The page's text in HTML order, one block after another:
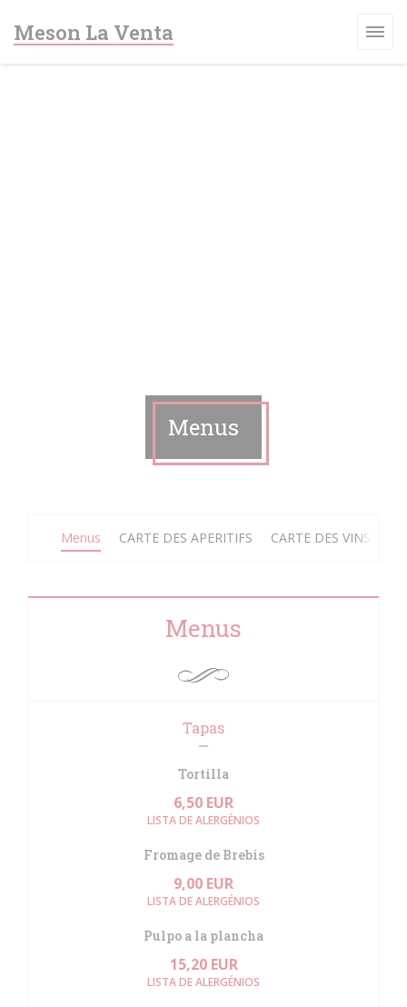
Meson La Venta
Menus
Menus CARTE DES APERITIFS CARTE DES VINS
Menus
Tapas
Tortilla
6,50 EUR
LISTA DE ALERGÉNIOS
Fromage de Brebis
9,00 EUR
LISTA DE ALERGÉNIOS
Pulpo a la plancha
15,20 EUR
LISTA DE ALERGÉNIOS